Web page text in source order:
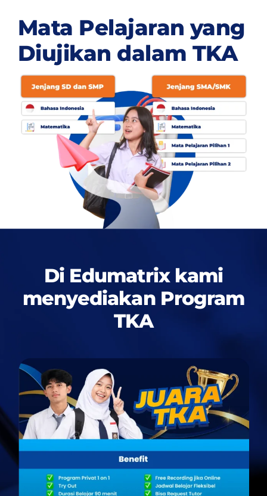
Mata Pelajaran yang
Diujikan dalam TKA
Di Edumatrix kami
menyediakan Program
TKA